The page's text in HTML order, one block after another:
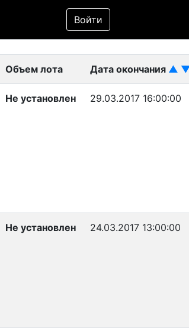
Войти
Фильтр
Объем лота Дата окончания ▲
Не установлен 29.03.2017 16:00:00
Не установлен 24.03.2017 13:00:00